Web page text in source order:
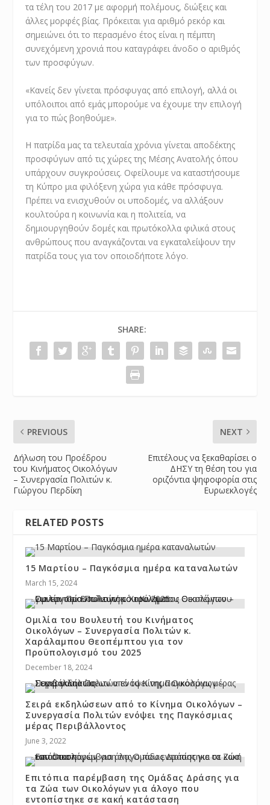
τα τέλη του 2017 με αφορμή πολέμους, διώξεις και
άλλες μορφές βίας. Πρόκειται για αριθμό ρεκόρ και
σημειώνει ότι το περασμένο έτος είναι η πέμπτη
συνεχόμενη χρονιά που καταγράφει άνοδο ο αριθμός
των προσφύγων.
«Κανείς δεν γίνεται πρόσφυγας από επιλογή, αλλά οι
υπόλοιποι από εμάς μπορούμε να έχουμε την επιλογή
για το πώς βοηθούμε».
Η πατρίδα μας τα τελευταία χρόνια γίνεται αποδέκτης
προσφύγων από τις χώρες της Μέσης Ανατολής όπου
υπάρχουν συγκρούσεις. Οφείλουμε να καταστήσουμε
τη Κύπρο μια φιλόξενη χώρα για κάθε πρόσφυγα.
Πρέπει να ενισχυθούν οι υποδομές, να αλλάξουν
κουλτούρα η κοινωνία και η πολιτεία, να
δημιουργηθούν δομές και πρωτόκολλα φιλικά στους
ανθρώπους που αναγκάζονται να εγκαταλείψουν την
πατρίδα τους για τον οποιοδήποτε λόγο.
SHARE:
PREVIOUS
Δήλωση του Προέδρου
του Κινήματος Οικολόγων
– Συνεργασία Πολιτών κ.
Γιώργου Περδίκη
NEXT
Επιτέλους να ξεκαθαρίσει ο
ΔΗΣΥ τη θέση του για
οριζόντια ψηφοφορία στις
Ευρωεκλογές
RELATED POSTS
15 Μαρτίου – Παγκόσμια ημέρα καταναλωτών
March 15, 2024
Ομιλία του Βουλευτή του Κινήματος
Οικολόγων – Συνεργασία Πολιτών κ.
Χαράλαμπου Θεοπέμπτου για τον
Προϋπολογισμό του 2025
December 18, 2024
Σειρά εκδηλώσεων από το Κίνημα Οικολόγων –
Συνεργασία Πολιτών ενόψει της Παγκόσμιας
μέρας Περιβάλλοντος
June 3, 2022
Επιτόπια παρέμβαση της Ομάδας Δράσης για
τα Ζώα των Οικολόγων για άλογο που
εντοπίστηκε σε κακή κατάσταση